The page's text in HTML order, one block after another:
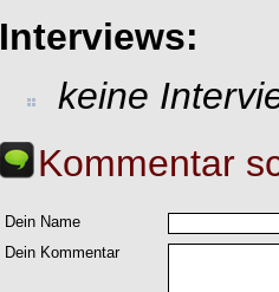
Interviews:
keine
Kommentar
Dein Name
Dein Kommentar